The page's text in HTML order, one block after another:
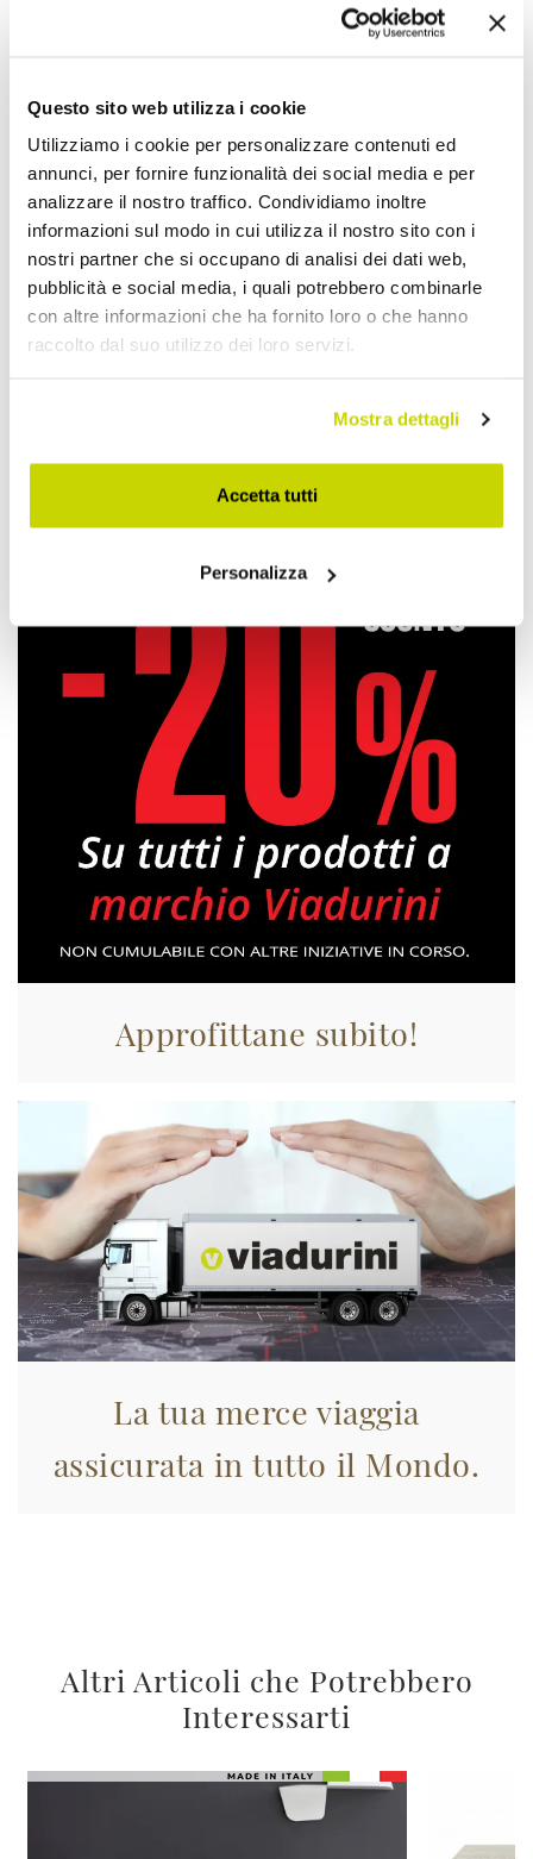
Questo sito web utilizza i cookie
Utilizziamo i cookie per personalizzare contenuti ed
annunci, per fornire funzionalità dei social media e per
analizzare il nostro traffico. Condividiamo inoltre
informazioni sul modo in cui utilizza il nostro sito con i
nostri partner che si occupano di analisi dei dati web,
pubblicità e social media, i quali potrebbero combinarle
con altre informazioni che ha fornito loro o che hanno
raccolto dal suo utilizzo dei loro servizi.
Mostra dettagli
Accetta tutti
Personalizza
Devi accedere per poter scrivere la tua opinione.
Aggiungi alla Wish List
Invia la tua opinione su questo prodotto
Consolle Fisse
Approfittane subito!
La tua merce viaggia
assicurata in tutto il Mondo.
Altri Articoli che Potrebbero
Interessarti